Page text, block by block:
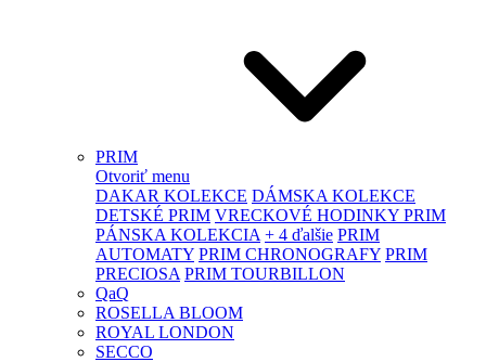
PRIM
Otvoriť menu
DAKAR KOLEKCE DÁMSKA KOLEKCE
DETSKÉ PRIM VRECKOVÉ HODINKY PRIM
PÁNSKA KOLEKCIA + 4 ďalšie PRIM
AUTOMATY PRIM CHRONOGRAFY PRIM
PRECIOSA PRIM TOURBILLON
QaQ
ROSELLA BLOOM
ROYAL LONDON
SECCO